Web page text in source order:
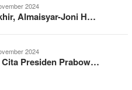
2024
Almaisyar-Joni H…
2024
Presiden Prabow…